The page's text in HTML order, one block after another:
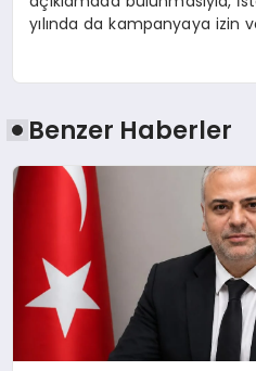
yılında da kampanyaya izin
Benzer Haberler